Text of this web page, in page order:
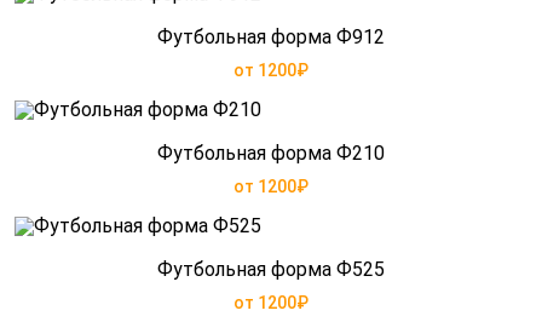
Футбольная форма Ф912
от 1200₽
Футбольная форма Ф210
от 1200₽
Футбольная форма Ф525
от 1200₽